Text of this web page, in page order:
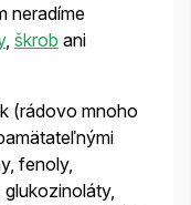
neradíme
, škrob ani
(rádovo mnoho
fenoly,